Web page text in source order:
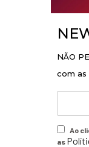
NÃO
com as
Ao
as